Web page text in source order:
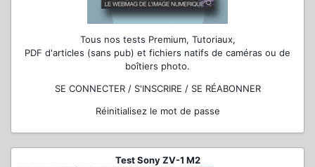
Tous nos tests Premium, Tutoriaux,
PDF d'articles (sans pub) et fichiers natifs de caméras ou de
boîtiers photo.
SE CONNECTER / S'INSCRIRE / SE RÉABONNER
Réinitialisez le mot de passe
Test Sony ZV-1 M2